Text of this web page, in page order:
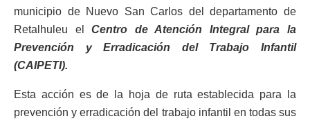
municipio de Nuevo San Carlos del departamento de
Retalhuleu elCentro de Atención Integral para la
Prevención y Erradicación del Trabajo Infantil
(CAIPETI).
Esta acción es de la hoja de ruta establecida para la
prevención y erradicación del trabajo infantil en todas sus